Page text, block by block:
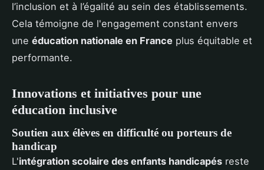
l’inclusion et à l’égalité au sein des établissements.
Cela témoigne de l'engagement constant envers
une éducation nationale en France plus équitable et
performante.
Innovations et initiatives pour une
éducation inclusive
Soutien aux élèves en difficulté ou porteurs de
handicap
L'intégration scolaire des enfants handicapés reste